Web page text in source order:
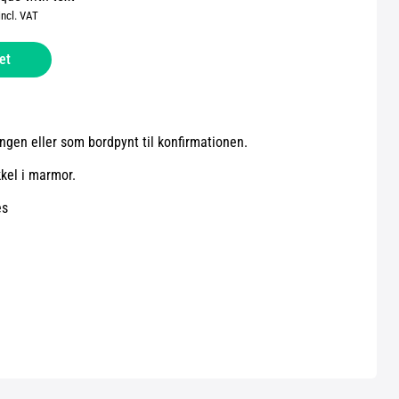
VAT
eller som bordpynt til konfirmationen.
i marmor.